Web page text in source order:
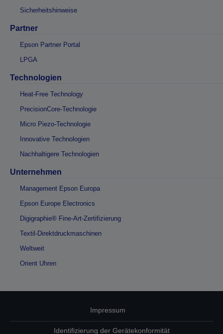
Sicherheitshinweise
Partner
Epson Partner Portal
LPGA
Technologien
Heat-Free Technology
PrecisionCore-Technologie
Micro Piezo-Technologie
Innovative Technologien
Nachhaltigere Technologien
Unternehmen
Management Epson Europa
Epson Europe Electronics
Digigraphie® Fine-Art-Zertifizierung
Textil-Direktdruckmaschinen
Weltweit
Orient Uhren
Impressum
Identifizierung der Gerätekonformität